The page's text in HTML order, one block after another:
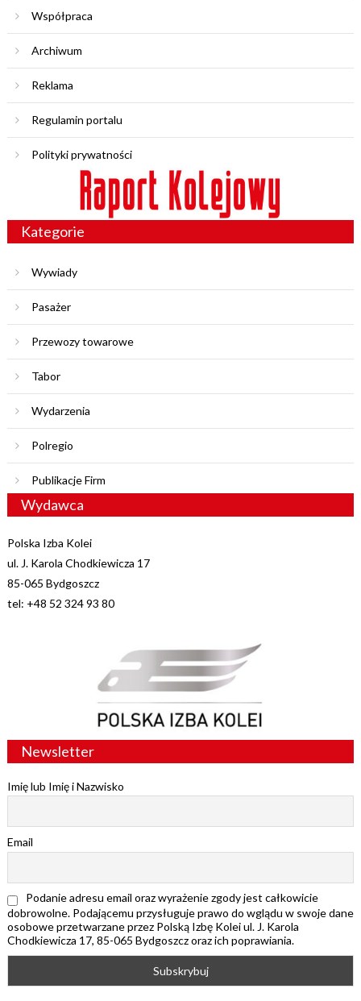
Współpraca
Archiwum
Reklama
Regulamin portalu
Polityki prywatności
Kategorie
Wywiady
Pasażer
Przewozy towarowe
Tabor
Wydarzenia
Polregio
Publikacje Firm
Wydawca
Polska Izba Kolei
ul. J. Karola Chodkiewicza 17
85-065 Bydgoszcz
tel: +48 52 324 93 80
Newsletter
Imię lub Imię i Nazwisko
Email
Podanie adresu email oraz wyrażenie zgody jest całkowicie
dobrowolne. Podającemu przysługuje prawo do wglądu w swoje dane
osobowe przetwarzane przez Polską Izbę Kolei ul. J. Karola
Chodkiewicza 17, 85-065 Bydgoszcz oraz ich poprawiania.